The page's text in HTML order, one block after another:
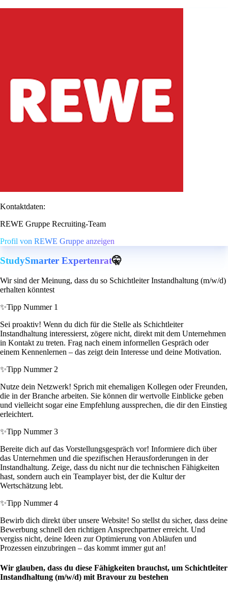
Kontaktdaten:
REWE Gruppe Recruiting-Team
Profil von REWE Gruppe anzeigen
StudySmarter Expertenrat🤫
Wir sind der Meinung, dass du so Schichtleiter Instandhaltung (m/w/d)
erhalten könntest
✨Tipp Nummer 1
Sei proaktiv! Wenn du dich für die Stelle als Schichtleiter
Instandhaltung interessierst, zögere nicht, direkt mit dem Unternehmen
in Kontakt zu treten. Frag nach einem informellen Gespräch oder
einem Kennenlernen – das zeigt dein Interesse und deine Motivation.
✨Tipp Nummer 2
Nutze dein Netzwerk! Sprich mit ehemaligen Kollegen oder Freunden,
die in der Branche arbeiten. Sie können dir wertvolle Einblicke geben
und vielleicht sogar eine Empfehlung aussprechen, die dir den Einstieg
erleichtert.
✨Tipp Nummer 3
Bereite dich auf das Vorstellungsgespräch vor! Informiere dich über
das Unternehmen und die spezifischen Herausforderungen in der
Instandhaltung. Zeige, dass du nicht nur die technischen Fähigkeiten
hast, sondern auch ein Teamplayer bist, der die Kultur der
Wertschätzung lebt.
✨Tipp Nummer 4
Bewirb dich direkt über unsere Website! So stellst du sicher, dass deine
Bewerbung schnell den richtigen Ansprechpartner erreicht. Und
vergiss nicht, deine Ideen zur Optimierung von Abläufen und
Prozessen einzubringen – das kommt immer gut an!
Wir glauben, dass du diese Fähigkeiten brauchst, um Schichtleiter
Instandhaltung (m/w/d) mit Bravour zu bestehen